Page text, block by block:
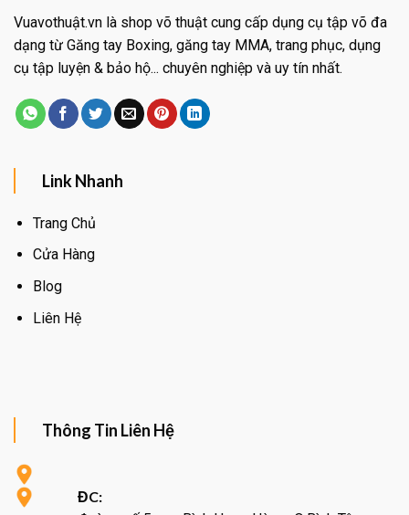
Vuavothuật.vn là shop võ thuật cung cấp dụng cụ tập võ đa
dạng từ Găng tay Boxing, găng tay MMA, trang phục, dụng
cụ tập luyện & bảo hộ... chuyên nghiệp và uy tín nhất.
Link Nhanh
Trang Chủ
Cửa Hàng
Blog
Liên Hệ
Thông Tin Liên Hệ
ĐC: